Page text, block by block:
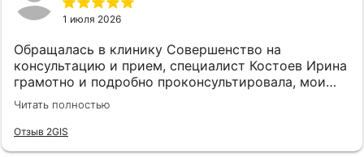
1 июля 2026
Обращалась в клинику Совершенство на
консультацию и прием, специалист Костоев Ирина
грамотно и подробно проконсультировала, мои
страхи улетучились и провели необходимую
процедуру лазером. Очень довольна☺Всем
рекомеедую
Читать полностью
Отзыв 2GIS